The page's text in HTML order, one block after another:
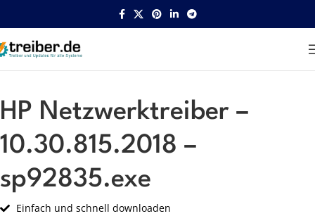
Startseite HP Netzwerk
HP Netzwerktreiber –
10.30.815.2018 –
sp92835.exe
Einfach und schnell downloaden